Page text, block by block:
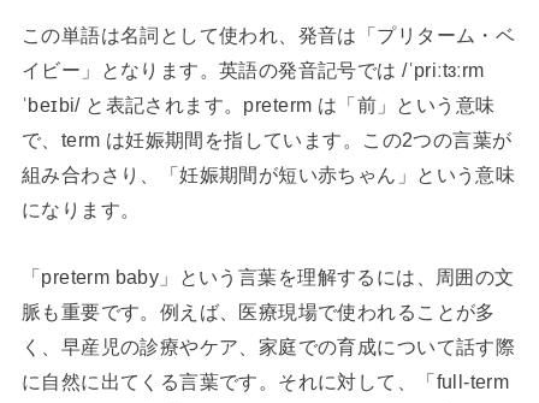
この単語は名詞として使われ、発音は「プリターム・ベ
イビー」となります。英語の発音記号では /ˈpriːtɜːrm
ˈbeɪbi/ と表記されます。preterm は「前」という意味
で、term は妊娠期間を指しています。この2つの言葉が
組み合わさり、「妊娠期間が短い赤ちゃん」という意味
になります。
「preterm baby」という言葉を理解するには、周囲の文
脈も重要です。例えば、医療現場で使われることが多
く、早産児の診療やケア、家庭での育成について話す際
に自然に出てくる言葉です。それに対して、「full-term